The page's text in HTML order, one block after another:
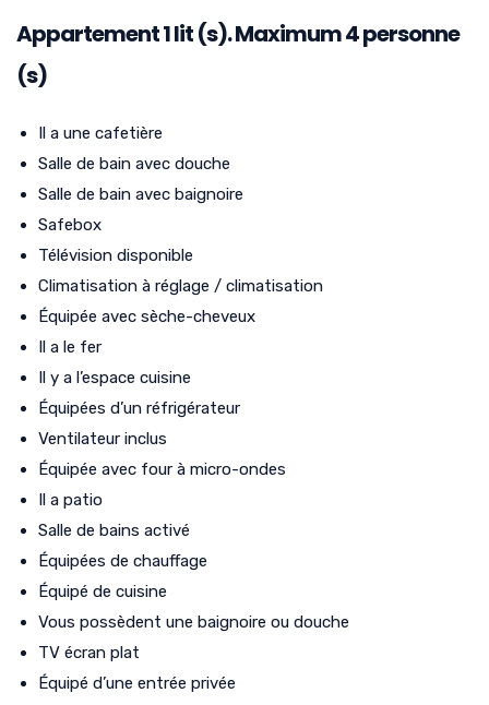
Appartement1lit (s). Maximum 4 personne
(s)
Il a une cafetière
Salle de bain avec douche
Salle de bain avec baignoire
Safebox
Télévision disponible
Climatisation à réglage / climatisation
Équipée avec sèche-cheveux
Il a le fer
Il y a l’espace cuisine
Équipées d’un réfrigérateur
Ventilateur inclus
Équipée avec four à micro-ondes
Il a patio
Salle de bains activé
Équipées de chauffage
Équipé de cuisine
Vous possèdent une baignoire ou douche
TV écran plat
Équipé d’une entrée privée